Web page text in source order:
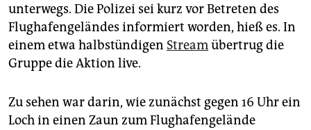
unterwegs. Die Polizei sei kurz vor Betreten des
Flughafengeländes informiert worden, hieß es. In
einem etwa halbstündigen Streamübertrug die
Gruppe die Aktion live.
Zu sehen war darin, wie zunächst gegen 16 Uhr ein
Loch in einen Zaun zum Flughafengelände